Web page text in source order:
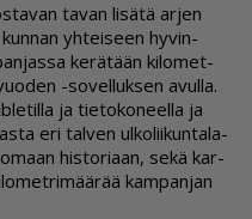
ta­van li­sä­tä ar­jen
yh­tei­seen hy­vin­
ke­rä­tään ki­lo­met­
-so­vel­luk­sen avul­la.
ja tie­to­ko­neel­la ja
eri tal­ven ul­ko­lii­kun­ta­la­
his­to­ri­aan, sekä kar­
kam­pan­jan